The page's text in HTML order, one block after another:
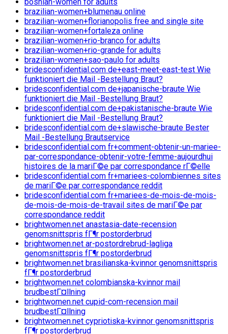
bosnian-women for adults
brazilian-women+blumenau online
brazilian-women+florianopolis free and single site
brazilian-women+fortaleza online
brazilian-women+rio-branco for adults
brazilian-women+rio-grande for adults
brazilian-women+sao-paulo for adults
bridesconfidential.com de+east-meet-east-test Wie
funktioniert die Mail -Bestellung Braut?
bridesconfidential.com de+japanische-braute Wie
funktioniert die Mail -Bestellung Braut?
bridesconfidential.com de+pakistanische-braute Wie
funktioniert die Mail -Bestellung Braut?
bridesconfidential.com de+slawische-braute Bester
Mail -Bestellung Brautservice
bridesconfidential.com fr+comment-obtenir-un-mariee-
par-correspondance-obtenir-votre-femme-aujourdhui
histoires de la mariГ©e par correspondance rГ©elle
bridesconfidential.com fr+mariees-colombiennes sites
de mariГ©e par correspondance reddit
bridesconfidential.com fr+mariees-de-mois-de-mois-
de-mois-de-mois-de-travail sites de mariГ©e par
correspondance reddit
brightwomen.net anastasia-date-recension
genomsnittspris fГ¶r postorderbrud
brightwomen.net ar-postordrebrud-lagliga
genomsnittspris fГ¶r postorderbrud
brightwomen.net brasilianska-kvinnor genomsnittspris
fГ¶r postorderbrud
brightwomen.net colombianska-kvinnor mail
brudbestГ¤llning
brightwomen.net cupid-com-recension mail
brudbestГ¤llning
brightwomen.net cypriotiska-kvinnor genomsnittspris
fГ¶r postorderbrud